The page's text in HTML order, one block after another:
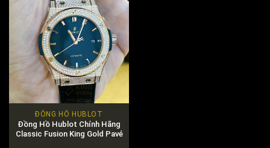
ĐỒNG HỒ HUBLOT
Đồng Hồ Hublot Chính Hãng
Classic Fusion King Gold Pavé